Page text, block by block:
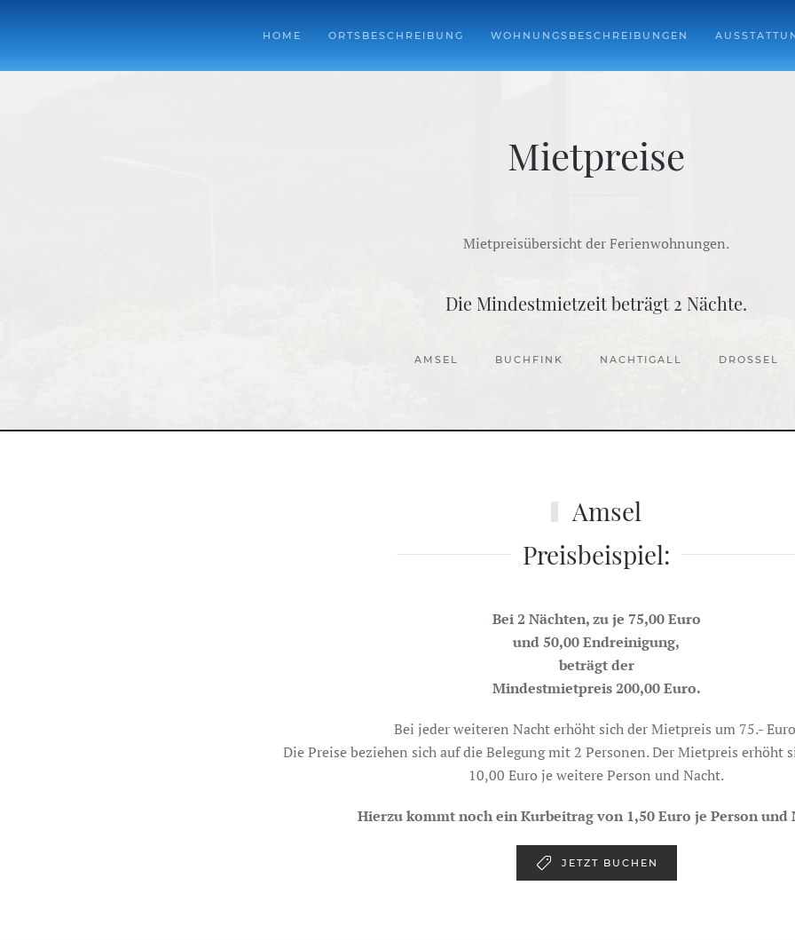
HOME ORTSBESCHREIBUNG WOHNUNGSBESCHREIBUNGEN
Mietpreise
Mietpreisübersicht der Ferienwohnungen.
Die Mindestmietzeit beträgt 2 Nächte.
AMSEL BUCHFINK NACHTIGALL DROSSEL
Amsel
Preisbeispiel:
Bei 2 Nächten, zu je 75,00 Euro
und 50,00 Endreinigung,
beträgt der
Mindestmietpreis 200,00 Euro.
Bei jeder weiteren Nacht erhöht sich der Mietpreis um 75.-
Die Preise beziehen sich auf die Belegung mit 2 Personen. Der Mietpreis erhöht
10,00 Euro je weitere Person und Nacht.
Hierzu kommt noch ein Kurbeitrag von 1,50 Euro je Person und
JETZT BUCHEN